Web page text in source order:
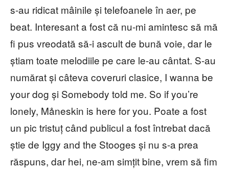
s-au ridicat mâinile și telefoanele în aer, pe
beat. Interesant a fost că nu-mi amintesc să mă
fi pus vreodată să-i ascult de bună voie, dar le
știam toate melodiile pe care le-au cântat. S-au
numărat și câteva coveruri clasice, I wanna be
your dog și Somebody told me. So if you’re
lonely, Måneskin is here for you. Poate a fost
un pic tristuț când publicul a fost întrebat dacă
știe de Iggy and the Stooges și nu s-a prea
răspuns, dar hei, ne-am simțit bine, vrem să fim